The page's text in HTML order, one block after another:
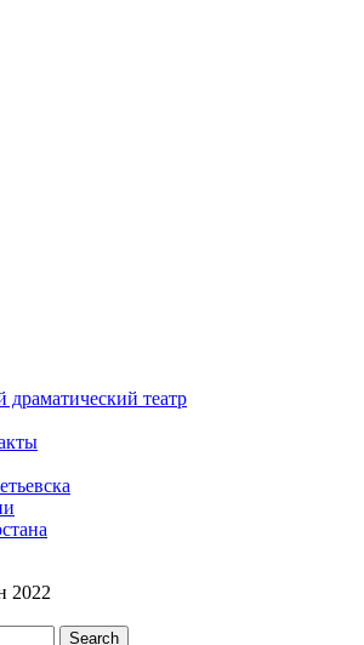
драматический театр
2022
Search